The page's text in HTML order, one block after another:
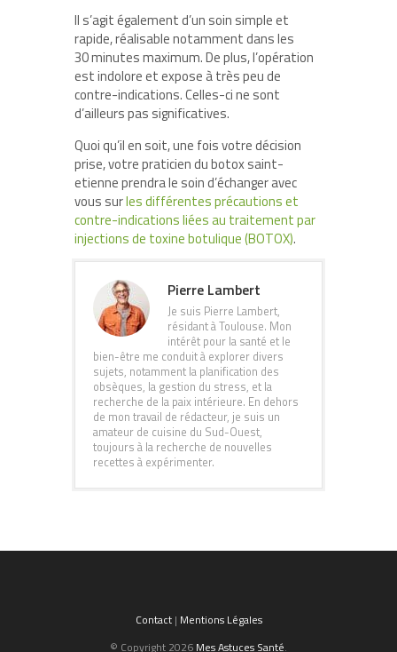
Il s’agit également d’un soin simple et
rapide, réalisable notamment dans les
30 minutes maximum. De plus, l’opération
est indolore et expose à très peu de
contre-indications. Celles-ci ne sont
d’ailleurs pas significatives.
Quoi qu’il en soit, une fois votre décision
prise, votre praticien du botox saint-
etienne prendra le soin d’échanger avec
vous surles différentes précautions et
contre-indications liées au traitement par
injections de toxine botulique (BOTOX).
Pierre Lambert
Je suis Pierre Lambert,
résidant à Toulouse. Mon
intérêt pour la santé et le
bien-être me conduit à explorer divers
sujets, notamment la planification des
obsèques, la gestion du stress, et la
recherche de la paix intérieure. En dehors
de mon travail de rédacteur, je suis un
amateur de cuisine du Sud-Ouest,
toujours à la recherche de nouvelles
recettes à expérimenter.
Contact| Mentions Légales
© Copyright 2026 Mes Astuces Santé.